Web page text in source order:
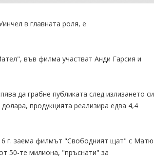
в главната роля, е
във филма участват Анди Гарсия и
да грабне публиката след излизането си
продукцията реализира едва 4,4
г. заема филмът "Свободният щат" с Матю
50-те милиона, "пръснати" за